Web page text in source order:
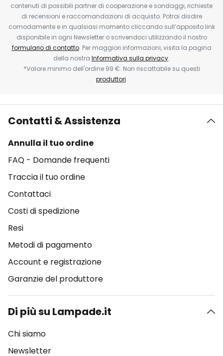
contenuti di possibili partner di cooperazione e sondaggi, richieste
di recensioni e raccomandazioni di acquisto. Potrai disdire
comodamente e in qualsiasi momento cliccando sull’apposito link
disponibile in ogni Newsletter o scrivendoci utilizzando il nostro
formulario di contatto. Per maggiori informazioni, visita la pagina
della nostra Informativa sulla privacy.
*Valore minimo dell'ordine 99 €. Non riscattabile su questi
produttori.
Contatti & Assistenza
Annulla il tuo ordine
FAQ - Domande frequenti
Traccia il tuo ordine
Contattaci
Costi di spedizione
Resi
Metodi di pagamento
Account e registrazione
Garanzie del produttore
Di più su Lampade.it
Chi siamo
Newsletter